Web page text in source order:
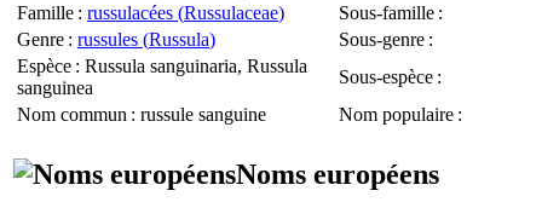
Famille : russulacées (Russulaceae) Sous-famille :
Genre : russules (Russula) Sous-genre :
Espèce : Russula sanguinaria, Russula
sanguinea
Sous-espèce :
Nom commun : russule sanguine Nom populaire :
Noms européens